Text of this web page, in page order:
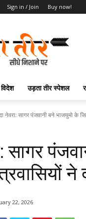
Sign in / Join Buy now!
उड़ता तीर स्पेशल
नेवरा: सागर पंजवानी बने भाजयुमो के
सागर
ने
22, 2026